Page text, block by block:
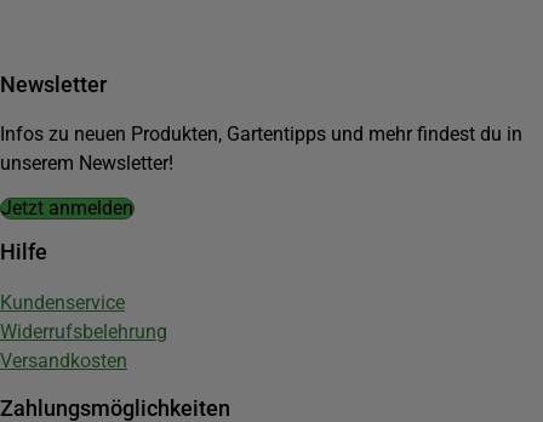
Newsletter
Infos zu neuen Produkten, Gartentipps und mehr findest du in
unserem Newsletter!
Jetzt anmelden
Hilfe
Kundenservice
Widerrufsbelehrung
Versandkosten
Zahlungsmöglichkeiten